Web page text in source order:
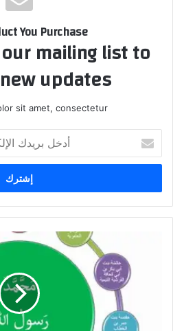
You Purchase
mailing list to
updates!
sit amet, consectetur.
بريدك
الإلكتروني